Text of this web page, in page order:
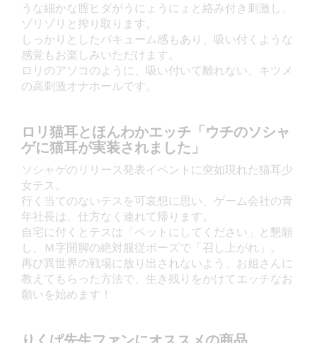
うな細かな膣ヒダがうにょうにょと絡み付き刺激し、
ゾリゾリと搾り取ります。
しっかりとしたバキューム感もあり、吸い付くような
感覚もお楽しみいただけます。
ロリのアソコのように、吸い付いて離れない、キツメ
の高刺激オナホールです。
ロリ猫耳とほんわかエッチ「ウチのソシャ
ゲに猫耳が実装されました」
ソシャゲのリリース発表イベントに突如現れた猫耳少
女テス。
行く当てのないテスを可哀想に思い、ゲーム会社の青
年社長は、仕方なく連れて帰ります。
自宅に付くとテスは「ペットにしてください」と懇願
し、Ｍ字開脚の絶対服従ポーズで「召し上がれ」。
再び異世界の戦場に放り出されないよう、お姐さんに
教えてもらった方法で、生き残りをかけてエッチなお
願いを始めます！